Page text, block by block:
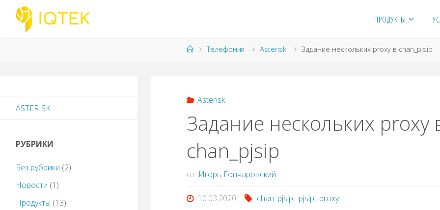
Перейти
содержимому
ПРОДУКТЫ
ГлавнаяТелефония Asterisk Задание нескольких proxy в chan_pjsip
Asterisk
Задание нескольких proxy
chan_pjsip
от Игорь Гончаровский
10.03.2020 chan_pjsip, pjsip, proxy
ASTERISK
РУБРИКИ
Без рубрики (2)
Новости (1)
Продукты (13)